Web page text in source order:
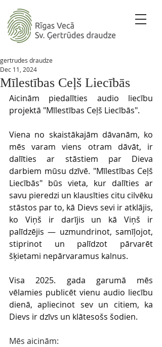
Mīlestības Ceļš Liecībās
gertrudes draudze
Dec 11, 2024
Aicinām piedalīties audio liecību
projektā "Mīlestības Ceļš Liecībās".
Viena no skaistākajām dāvanām, ko
mēs varam viens otram dāvāt, ir
dalīties ar stāstiem par Dieva
darbiem mūsu dzīvē. "Mīlestības Ceļš
Liecībās" būs vieta, kur dalīties ar
savu pieredzi un klausīties citu cilvēku
stāstos par to, kā Dievs sevi ir atklājis,
ko Viņš ir darījis un kā Viņš ir
palīdzējis — uzmundrinot, samīļojot,
stiprinot un palīdzot pārvarēt
šķietami nepārvaramus kalnus.
Visa 2025. gada garumā mēs
vēlamies publicēt vienu audio liecību
dienā, apliecinot sev un citiem, ka
Dievs ir dzīvs un klātesošs šodien.
Mēs aicinām: